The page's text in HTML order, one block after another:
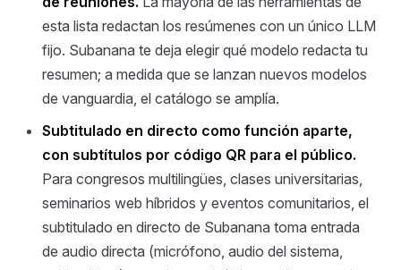
esta lista redactan los resúmenes con un único LLM
fijo. Subanana te deja elegir qué modelo redacta tu
resumen; a medida que se lanzan nuevos modelos
de vanguardia, el catálogo se amplía.
Subtitulado en directo como función aparte,
con subtítulos por código QR para el público.
Para congresos multilingües, clases universitarias,
seminarios web híbridos y eventos comunitarios, el
subtitulado en directo de Subanana toma entrada
de audio directa (micrófono, audio del sistema,